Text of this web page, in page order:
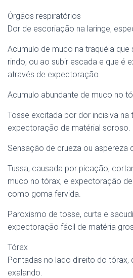
Órgãos respiratórios
Dor de escoriação na laringe,
Acumulo de muco na traquéia que
rindo, ou ao subir escada e que é
através de expectoração.
Acumulo abundante de muco no
Tosse excitada por dor incisiva na
expectoração de matérial soroso.
Sensação de crueza ou aspereza
Tussa, causada por picação,
muco no tórax, e expectoração
como goma fervida.
Paroxismo de tosse, curta e
expectoração fácil de matéria
Tórax
Pontadas no lado direito do tórax,
exalando.